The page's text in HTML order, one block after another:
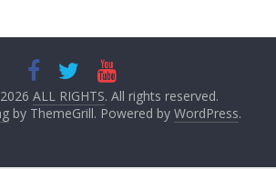
ALL RIGHTS. All rights reserved.
by ThemeGrill. Powered by WordPress.